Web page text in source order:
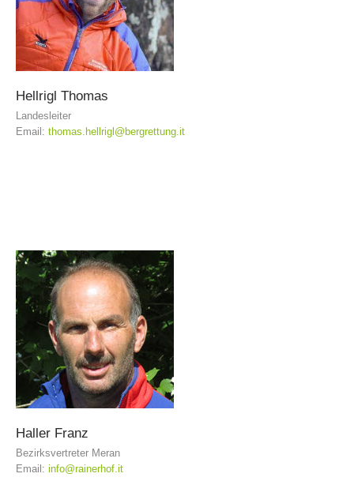
Hellrigl Thomas
Landesleiter
Email: thomas.hellrigl@bergrettung.it
Haller Franz
Bezirksvertreter Meran
Email: info@rainerhof.it